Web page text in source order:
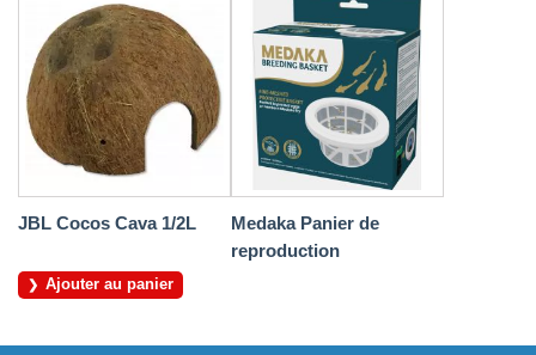
JBL Cocos Cava 1/2L
Ajouter au panier
Medaka Panier de
reproduction